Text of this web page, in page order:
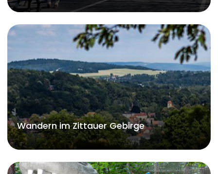
Wandern im Zittauer Gebirge